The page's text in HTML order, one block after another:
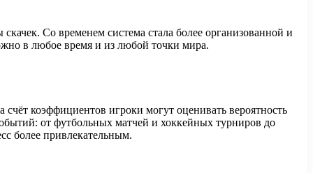
Со временем система стала более организованной и
в любое время и из любой точки мира.
коэффициентов игроки могут оценивать вероятность
от футбольных матчей и хоккейных турниров до
более привлекательным.